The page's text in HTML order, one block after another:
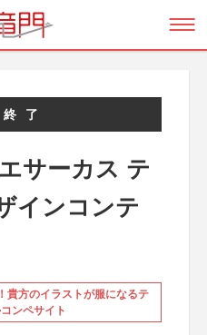
了
サーカス テ
インコンテ
貴方のイラストが服になるテ
ンペサイト